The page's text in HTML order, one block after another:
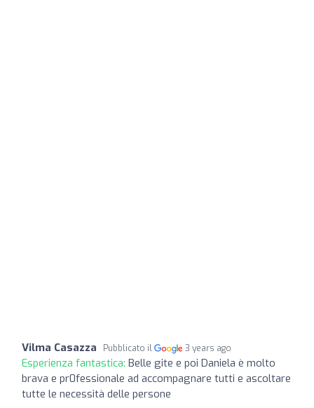
Vilma Casazza Pubblicato il 3 years ago
Esperienza fantastica: Belle gite e poi Daniela è molto
brava e pr0fessionale ad accompagnare tutti e ascoltare
tutte le necessità delle persone